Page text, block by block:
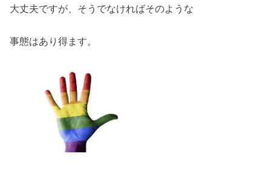
大丈夫ですが、そうでなければそのような
事態はあり得ます。